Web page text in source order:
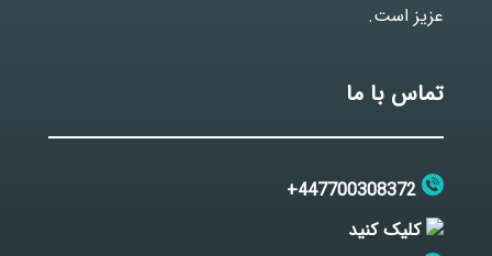
عزیز است.
تماس با ما
447700308372+
کلیک کنید